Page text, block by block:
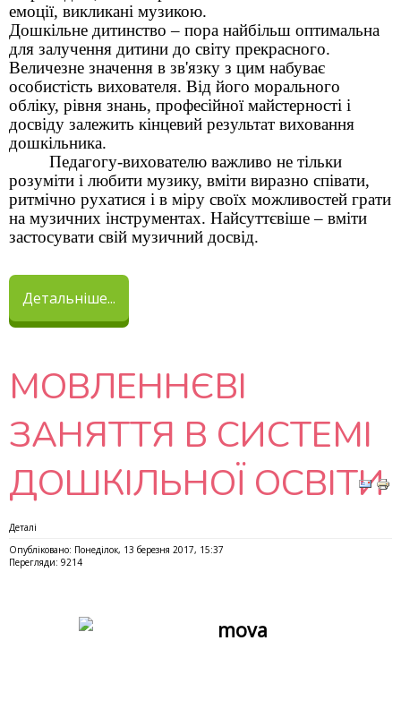
емоції, викликані музикою.
Дошкільне дитинство – пора найбільш оптимальна
для залучення дитини до світу прекрасного.
Величезне значення в зв'язку з цим набуває
особистість вихователя. Від його морального
обліку, рівня знань, професійної майстерності і
досвіду залежить кінцевий результат виховання
дошкільника.
Педагогу-вихователю важливо не тільки
розуміти і любити музику, вміти виразно співати,
ритмічно рухатися і в міру своїх можливостей грати
на музичних інструментах. Найсуттєвіше – вміти
застосувати свій музичний досвід.
Детальніше...
МОВЛЕННЄВІ
ЗАНЯТТЯ В СИСТЕМІ
ДОШКІЛЬНОЇ ОСВІТИ
Деталі
Опубліковано: Понеділок, 13 березня 2017, 15:37
Перегляди: 9214